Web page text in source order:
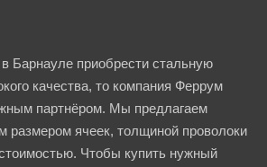
Барнауле приобрести стальную
качества, то компания Феррум
партнёром. Мы предлагаем
размером ячеек, толщиной проволоки
Чтобы купить нужный